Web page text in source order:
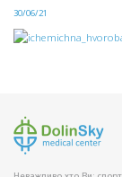
30/06/21